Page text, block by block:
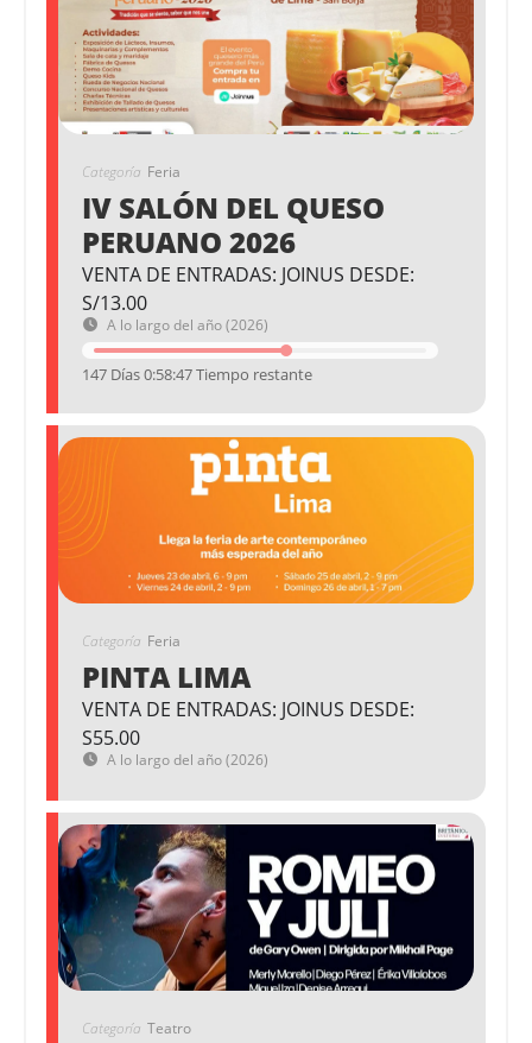
Categoría Feria
IV SALÓN DEL QUESO
PERUANO 2026
VENTA DE ENTRADAS: JOINUS DESDE:
S/13.00
A lo largo del año (2026)
147 Días 0:58:47 Tiempo restante
Categoría Feria
PINTA LIMA
VENTA DE ENTRADAS: JOINUS DESDE:
S55.00
A lo largo del año (2026)
Categoría Teatro